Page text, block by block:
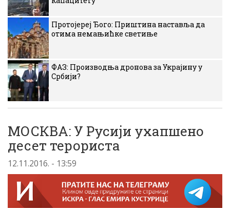
Протојереј Ђого: Приштина наставља да
отима немањићке светиње
ФАЗ: Производња дронова за Украјину у
Србији?
МОСКВА: У Русији ухапшено
десет терориста
12.11.2016. - 13:59